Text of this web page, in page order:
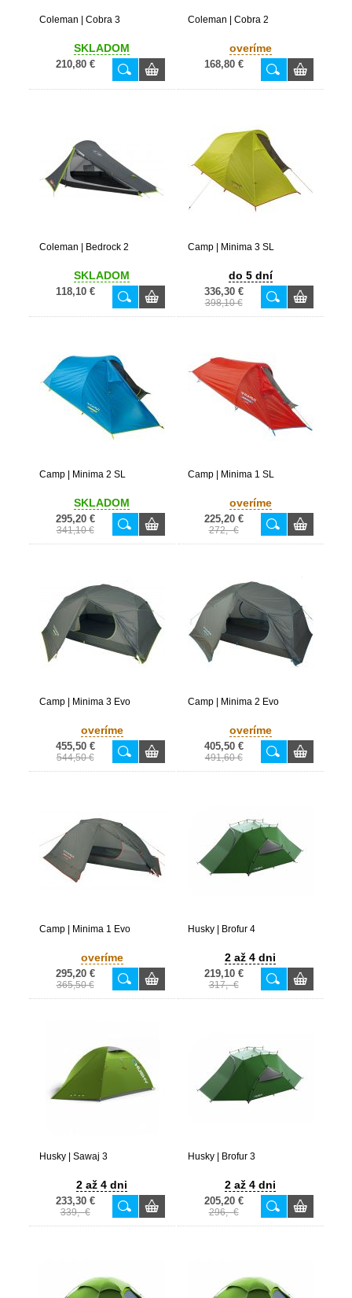
Coleman | Cobra 3
SKLADOM
210,80 €
Coleman | Cobra 2
overíme
168,80 €
Coleman | Bedrock 2
SKLADOM
118,10 €
Camp | Minima 3 SL
do 5 dní
336,30 €
398,10 €
Camp | Minima 2 SL
SKLADOM
295,20 €
341,10 €
Camp | Minima 1 SL
overíme
225,20 €
272,- €
Camp | Minima 3 Evo
overíme
455,50 €
544,50 €
Camp | Minima 2 Evo
overíme
405,50 €
491,60 €
Camp | Minima 1 Evo
overíme
295,20 €
365,50 €
Husky | Brofur 4
2 až 4 dni
219,10 €
317,- €
Husky | Sawaj 3
2 až 4 dni
233,30 €
339,- €
Husky | Brofur 3
2 až 4 dni
205,20 €
296,- €